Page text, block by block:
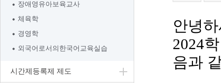
장애영유아보육교사
체육학
경영학
외국어로서의한국어교육실습
시간제등록제 제도
안녕
2024
음과